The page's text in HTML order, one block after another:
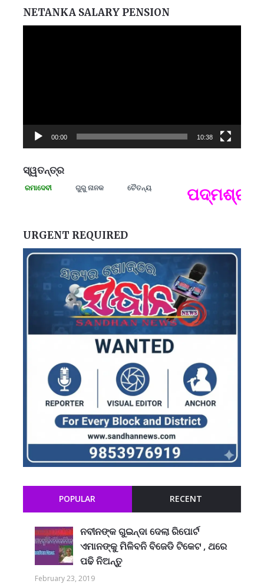
NETANKA SALARY PENSION
00:00 10:38
ସ୍ୱତନ୍ତ୍ର
ରମାଦେବୀ ଗୁରୁ ନାନକ ଚୈତନ୍ୟ ପଦ୍ମଶ୍ରୀ
URGENT REQUIRED
POPULAR RECENT
ନବୀନଙ୍କ ଗୁଇନ୍ଦା ଦେଲା ରିପୋର୍ଟ
ଏମାନଙ୍କୁ ମିଳିବନି ବିଜେଡି ଟିକେଟ , ଥରେ
ପଢି ନିଅନ୍ତୁ
February 23, 2019